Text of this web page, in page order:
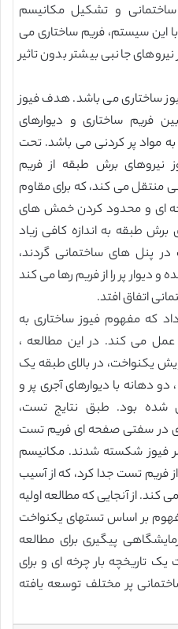
ساختمانی و تشکیل مکانیسم
سیستم، فریم ساختاری می
نیروهای جانبی بیشتر بدون تاثیر
ساختاری می باشد. هدف فیوز
فریم ساختاری و دیوارهای
مواد پر کردنی می باشد. تحت
نیروهای برش طبقه از فریم
منتقل می کند، که برای مقاوم
ای و محدود کردن خمش های
طبقه به اندازه کافی زیاد
در پنل های ساختمانی گردند،
دیوار پر را از فریم رها می کند
اتفاق افتد.
که مفهوم فیوز ساختاری به
می کند. در این مطالعه ،
یکنواخت، در بالای طبقه یک
دهانه با دیوارهای آجری پر و
شده بود. طبق نتایج تست،
در سفتی صفحه ای فریم تست
فیوز شکسته شدند. مکانیسم
فریم تست جدا کرد، که از آسیب
کند. از آنجایی که مطالعه اولیه
بر اساس تستهای یکنواخت
پیگیری برای مطالعه
تاریخچه بار چرخه ای و برای
پر مختلف توسعه یافته